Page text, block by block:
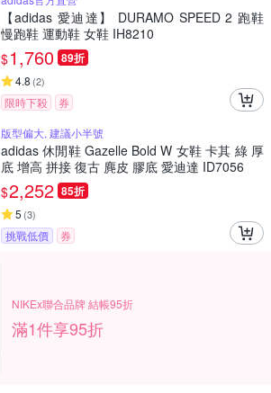
【adidas 愛迪達】 DURAMO SPEED 2 跑鞋
慢跑鞋 運動鞋 女鞋 IH8210
$1,760 89折
4.8 (2)
限時下殺
券
版型偏大, 建議小半號
adidas 休閒鞋 Gazelle Bold W 女鞋 卡其 綠 厚
底 增高 拼接 復古 麂皮 膠底 愛迪達 ID7056
$2,252 85折
5 (3)
挑戰低價 券
NIKEx聯合品牌 結帳95折
滿1件享95折